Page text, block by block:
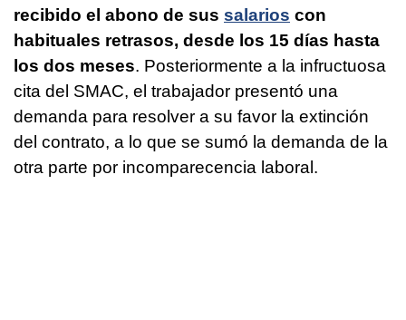
recibido el abono de sus salarios con
habituales retrasos, desde los 15 días hasta
los dos meses. Posteriormente a la infructuosa
cita del SMAC, el trabajador presentó una
demanda para resolver a su favor la extinción
del contrato, a lo que se sumó la demanda de la
otra parte por incomparecencia laboral.